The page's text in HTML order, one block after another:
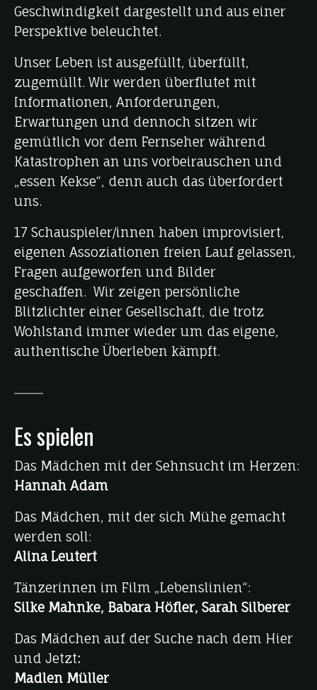
Geschwindigkeit dargestellt und aus einer
Perspektive beleuchtet.
Unser Leben ist ausgefüllt, überfüllt,
zugemüllt. Wir werden überflutet mit
Informationen, Anforderungen,
Erwartungen und dennoch sitzen wir
gemütlich vor dem Fernseher während
Katastrophen an uns vorbeirauschen und
„essen Kekse“, denn auch das überfordert
uns.
17 Schauspieler/innen haben improvisiert,
eigenen Assoziationen freien Lauf gelassen,
Fragen aufgeworfen und Bilder
geschaffen. Wir zeigen persönliche
Blitzlichter einer Gesellschaft, die trotz
Wohlstand immer wieder um das eigene,
authentische Überleben kämpft.
Es spielen
Das Mädchen mit der Sehnsucht im Herzen:
Hannah Adam
Das Mädchen, mit der sich Mühe gemacht
werden soll:
Alina Leutert
Tänzerinnen im Film „Lebenslinien“:
Silke Mahnke, Babara Höfler, Sarah Silberer
Das Mädchen auf der Suche nach dem Hier
und Jetzt:
Madlen Müller